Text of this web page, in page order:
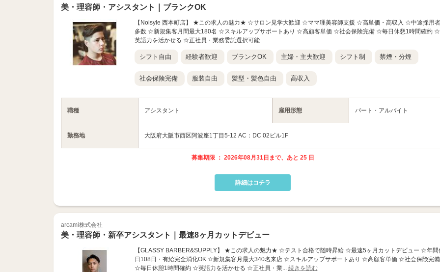
美・理容師・アシスタント｜ブランクOK
【Noisyle 西本町店】 ★この求人の魅力★ ☆サロン見学大歓迎 ☆ママ理美容師支援 ☆高単価・高収入 ☆中途採用者
多数 ☆新規集客月間最大180名 ☆スキルアップサポートあり ☆高顧客単価 ☆社会保険完備 ☆毎日休憩1時間確約 ☆
英語力を活かせる ☆正社員・業務委託選択可能
シフト自由 経験者歓迎 ブランクOK 主婦・主夫歓迎 シフト制 禁煙・分煙
社会保険完備 服装自由 髪型・髪色自由 高収入
職種 アシスタント 雇用形態 パート・アルバイト
勤務地 大阪府大阪市西区阿波座1丁目5-12 AC：DC 02ビル1F
募集期限 ： 2026年08月31日まで、あと 25 日
詳細はコチラ
arcami株式会社
美・理容師・新卒アシスタント｜最速8ヶ月カットデビュー
【GLASSY BARBER&SUPPLY】 ★この求人の魅力★ ☆テスト合格で随時昇給 ☆最速5ヶ月カットデビュー ☆年間
日108日・有給完全消化OK ☆新規集客月最大340名来店 ☆スキルアップサポートあり ☆高顧客単価 ☆社会保険完備
☆毎日休憩1時間確約 ☆英語力を活かせる ☆正社員・業... 続きを読む